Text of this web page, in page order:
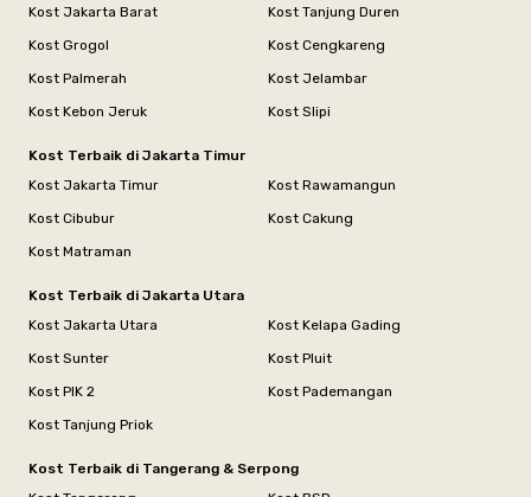
Kost Jakarta Barat
Kost Tanjung Duren
Kost Grogol
Kost Cengkareng
Kost Palmerah
Kost Jelambar
Kost Kebon Jeruk
Kost Slipi
Kost Terbaik di Jakarta Timur
Kost Jakarta Timur
Kost Rawamangun
Kost Cibubur
Kost Cakung
Kost Matraman
Kost Terbaik di Jakarta Utara
Kost Jakarta Utara
Kost Kelapa Gading
Kost Sunter
Kost Pluit
Kost PIK 2
Kost Pademangan
Kost Tanjung Priok
Kost Terbaik di Tangerang & Serpong